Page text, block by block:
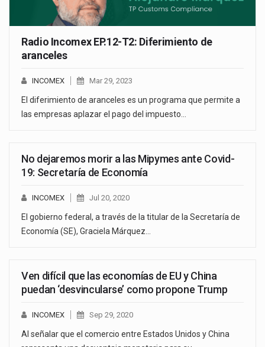
Radio Incomex EP.12-T2: Diferimiento de
aranceles
INCOMEX Mar 29, 2023
El diferimiento de aranceles es un programa que permite a
las empresas aplazar el pago del impuesto…
No dejaremos morir a las Mipymes ante Covid-
19: Secretaría de Economía
INCOMEX Jul 20, 2020
El gobierno federal, a través de la titular de la Secretaría de
Economía (SE), Graciela Márquez…
Ven difícil que las economías de EU y China
puedan ‘desvincularse’ como propone Trump
INCOMEX Sep 29, 2020
Al señalar que el comercio entre Estados Unidos y China